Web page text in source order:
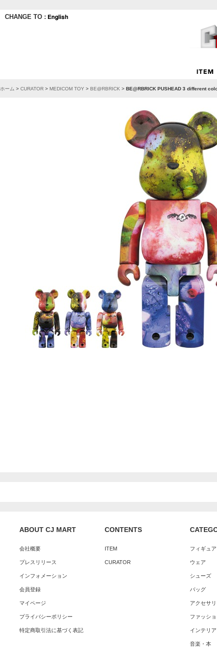
CHANGE TO :
ホーム > CURATOR > MEDICOM TOY > BE@RBRICK > BE@RBRICK PUSHEAD 3 different
ABOUT CJ MART
会社概要
プレスリリース
インフォメーション
会員登録
マイページ
プライバシーポリシー
特定商取引法に基づく表記
CONTENTS
ITEM
CURATOR
フィギュ
ウェア
シューズ
バッグ
アクセサ
ファッシ
インテリア
音楽・本